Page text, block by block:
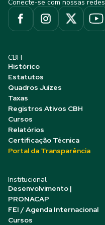
Conecte-se com nossas redes
CBH
Histórico
Estatutos
Quadros Juízes
Taxas
Registros Ativos CBH
Cursos
Relatórios
Certificação Técnica
Portal da Transparência
Institucional
Desenvolvimento |
PRONACAP
FEI / Agenda Internacional
Cursos